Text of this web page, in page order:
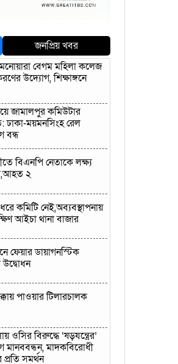
জনপ্রিয় খবর
বেগম মহিলা কলেজ
উদ্যোগ, শিক্ষাঙ্গনে
জামালপুর কমিউটার
ঢাকা-ময়মনসিংহ রেল
বন্ধ
বিএনপি নেতাকে লক্ষ্য
২
কমিটি নেই,অব্যবস্থাপনায়
আইচা থানা বাজার
ফেয়ার ডায়াগনস্টিক
উদ্বোধন
পাওয়ার টিলারচালক
ওসির বিরুদ্ধে ‘ষড়যন্ত্রের’
মানববন্ধন, মাদকবিরোধী
প্রতি সমর্থন